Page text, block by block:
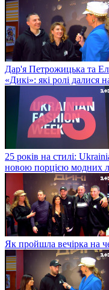
Дар'я Петрожицька та
«Дикі»: які ролі далися
25 років на стилі:
новою порцією модних
Як пройшла вечірка на